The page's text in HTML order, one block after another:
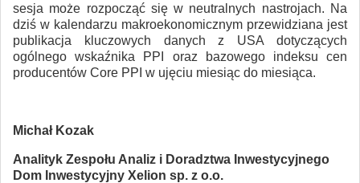
sesja może rozpocząć się w neutralnych nastrojach. Na
dziś w kalendarzu makroekonomicznym przewidziana jest
publikacja kluczowych danych z USA dotyczących
ogólnego wskaźnika PPI oraz bazowego indeksu cen
producentów Core PPI w ujęciu miesiąc do miesiąca.
Michał Kozak
Analityk Zespołu Analiz i Doradztwa Inwestycyjnego
Dom Inwestycyjny Xelion sp. z o.o.